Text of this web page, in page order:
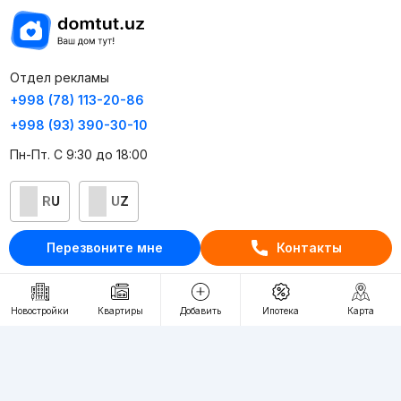
Перезвоните мне Контакты
Новостройки Квартиры Добавить Ипотека Карта
Отдел рекламы
+998 (78) 113-20-86
+998 (93) 390-30-10
Пн-Пт. С 9:30 до 18:00
RU UZ
Контакты
О проекте
Проект компании Webnow ©